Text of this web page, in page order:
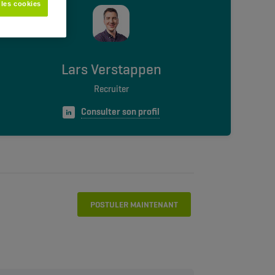
Lars Verstappen
Recruiter
Consulter son profil
POSTULER MAINTENANT
cookies